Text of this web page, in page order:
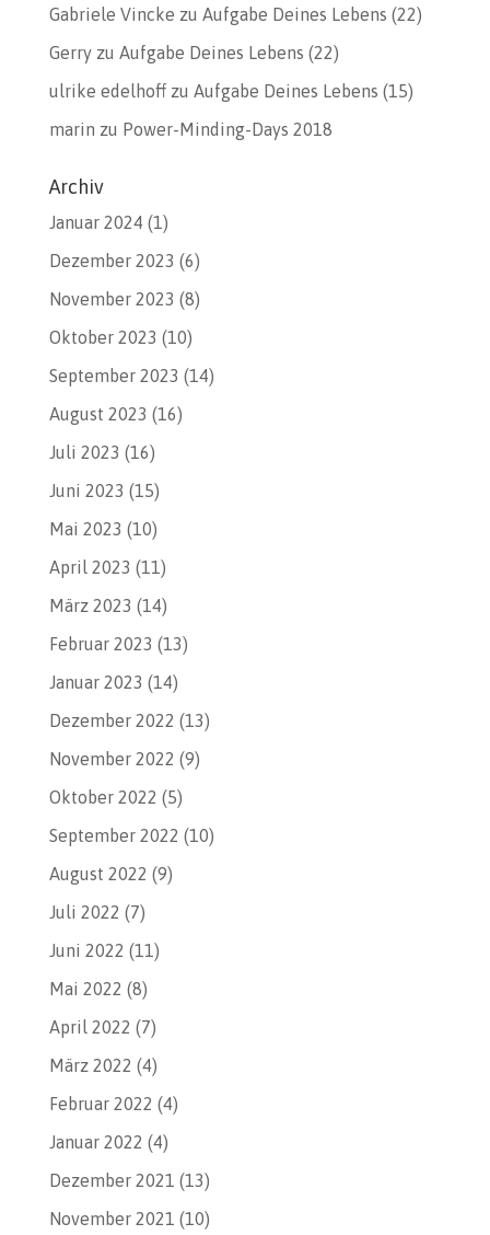
Gabriele Vincke zu Aufgabe Deines Lebens (22)
Gerryzu Aufgabe Deines Lebens (22)
ulrike edelhoffzu Aufgabe Deines Lebens (15)
marin zu Power-Minding-Days 2018
Archiv
Januar 2024(1)
Dezember 2023 (6)
November 2023 (8)
Oktober 2023 (10)
September 2023 (14)
August 2023 (16)
Juli 2023 (16)
Juni 2023 (15)
Mai 2023 (10)
April 2023 (11)
März 2023 (14)
Februar 2023 (13)
Januar 2023 (14)
Dezember 2022 (13)
November 2022 (9)
Oktober 2022 (5)
September 2022 (10)
August 2022 (9)
Juli 2022 (7)
Juni 2022 (11)
Mai 2022 (8)
April 2022 (7)
März 2022 (4)
Februar 2022 (4)
Januar 2022 (4)
Dezember 2021 (13)
November 2021 (10)